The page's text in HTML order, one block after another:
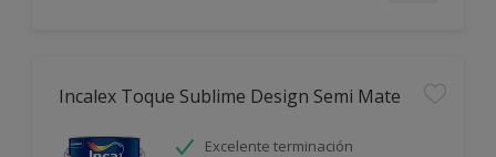
Incalex Toque Sublime Design Semi Mate
Excelente terminación